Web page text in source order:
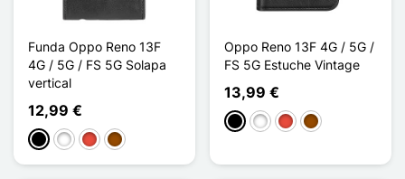
Funda Oppo Reno 13F
4G / 5G / FS 5G Solapa
vertical
12,99 €
NegroBlancoRojoMarrón
Oppo Reno 13F 4G / 5G /
FS 5G Estuche Vintage
13,99 €
NegroBlancoRojoMarrón